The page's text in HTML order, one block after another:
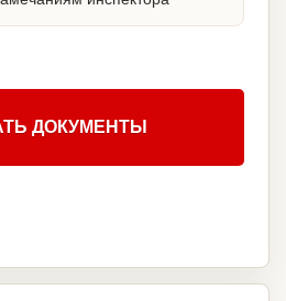
ДОКУМЕНТЫ